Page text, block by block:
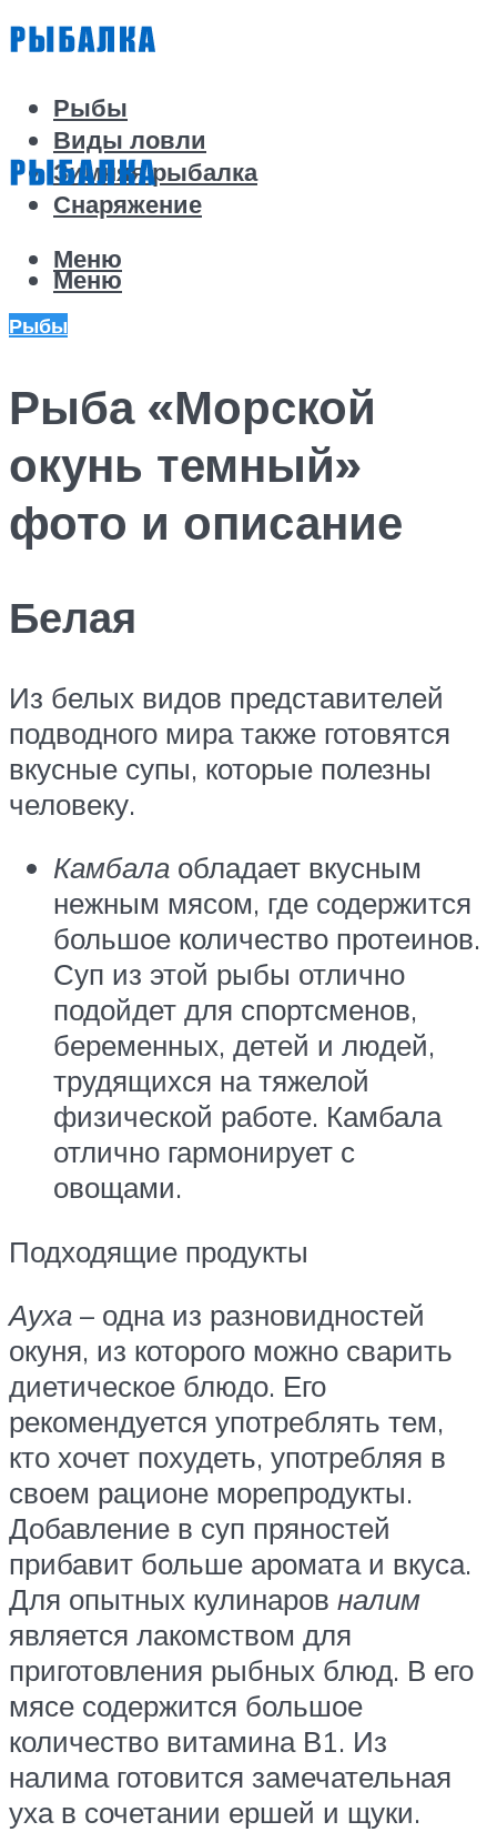
Рыбы
Виды ловли
Зимняя рыбалка
Снаряжение
Меню
Меню
Рыбы
Рыба «Морской
окунь темный»
фото и описание
Белая
Из белых видов представителей
подводного мира также готовятся
вкусные супы, которые полезны
человеку.
Камбала обладает вкусным
нежным мясом, где содержится
большое количество протеинов.
Суп из этой рыбы отлично
подойдет для спортсменов,
беременных, детей и людей,
трудящихся на тяжелой
физической работе. Камбала
отлично гармонирует с
овощами.
Подходящие продукты
Ауха – одна из разновидностей
окуня, из которого можно сварить
диетическое блюдо. Его
рекомендуется употреблять тем,
кто хочет похудеть, употребляя в
своем рационе морепродукты.
Добавление в суп пряностей
прибавит больше аромата и вкуса.
Для опытных кулинаров налим
является лакомством для
приготовления рыбных блюд. В его
мясе содержится большое
количество витамина В1. Из
налима готовится замечательная
уха в сочетании ершей и щуки.